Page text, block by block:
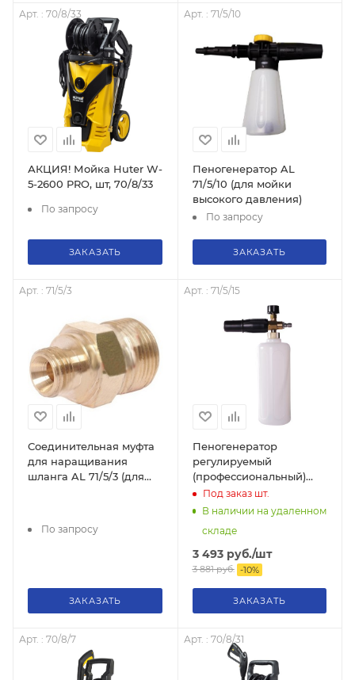
Арт. : 70/8/33
АКЦИЯ! Мойка Huter W-
5-2600 PRO, шт, 70/8/33
По запросу
ЗАКАЗАТЬ
Арт. : 71/5/10
Пеногенератор AL
71/5/10 (для мойки
высокого давления)
По запросу
ЗАКАЗАТЬ
Арт. : 71/5/3
Соединительная муфта
для наращивания
шланга AL 71/5/3 (для
По запросу
ЗАКАЗАТЬ
Арт. : 71/5/15
Пеногенератор
регулируемый
(профессиональный)
для серии 135, 165, 195,
арт. 71/5/15
Под заказшт.
В наличии на удаленном
складе
3 493руб./шт
3 881руб. -10%
ЗАКАЗАТЬ
Арт. : 70/8/7 Арт. : 70/8/31